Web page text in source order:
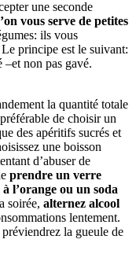
une seconde
vous serve de petites
ils vous
principe est le suivant:
–et non pas gavé.
la quantité totale
de choisir un
des apéritifs sucrés et
une boisson
d’abuser de
prendre un verre
l’orange ou un soda
soirée, alternez alcool
lentement.
la gueule de